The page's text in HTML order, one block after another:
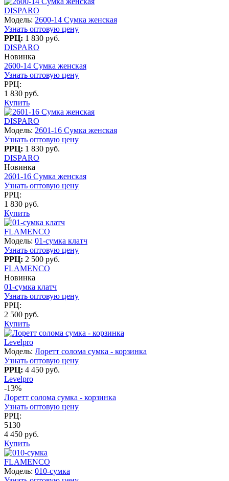
DISPARO
Модель: 2600-14 Сумка женская
Узнать оптовую цену
РРЦ: 1 830 руб.
DISPARO
Новинка
2600-14 Сумка женская
Узнать оптовую цену
РРЦ:
1 830 руб.
Купить
DISPARO
Модель: 2601-16 Сумка женская
Узнать оптовую цену
РРЦ: 1 830 руб.
DISPARO
Новинка
2601-16 Сумка женская
Узнать оптовую цену
РРЦ:
1 830 руб.
Купить
FLAMENCO
Модель: 01-сумка клатч
Узнать оптовую цену
РРЦ: 2 500 руб.
FLAMENCO
Новинка
01-сумка клатч
Узнать оптовую цену
РРЦ:
2 500 руб.
Купить
Levelpro
Модель: Лоретт солома сумка - корзинка
Узнать оптовую цену
РРЦ: 4 450 руб.
Levelpro
-13%
Лоретт солома сумка - корзинка
Узнать оптовую цену
РРЦ:
5130
4 450 руб.
Купить
FLAMENCO
Модель: 010-сумка